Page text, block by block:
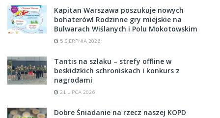
Kapitan Warszawa poszukuje nowych
bohaterów! Rodzinne gry miejskie na
Bulwarach Wiślanych i Polu Mokotowskim
5 SIERPNIA 2026
Tantis na szlaku – strefy offline w
beskidzkich schroniskach i konkurs z
nagrodami
21 LIPCA 2026
Dobre Śniadanie na rzecz naszej KOPD